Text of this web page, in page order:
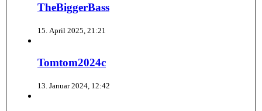
TheBiggerBass
15. April 2025, 21:21
Tomtom2024c
13. Januar 2024, 12:42